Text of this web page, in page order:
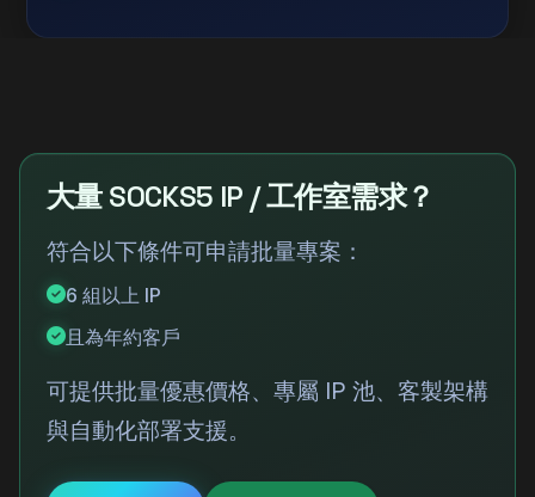
大量 SOCKS5 IP / 工作室需求？
符合以下條件可申請批量專案：
6 組以上 IP
且為年約客戶
可提供批量優惠價格、專屬 IP 池、客製架構
與自動化部署支援。